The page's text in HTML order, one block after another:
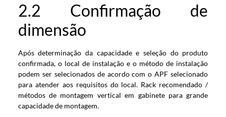
2.2 Confirmação de
dimensão
Após determinação da capacidade e seleção do produto
confirmada, o local de instalação e o método de instalação
podem ser selecionados de acordo com o APF selecionado
para atender aos requisitos do local. Rack recomendado /
métodos de montagem vertical em gabinete para grande
capacidade de montagem.